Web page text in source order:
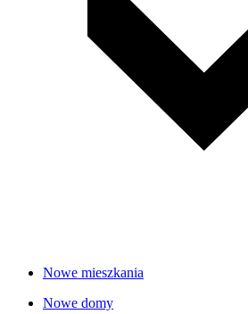
Nowe mieszkania
Nowe domy